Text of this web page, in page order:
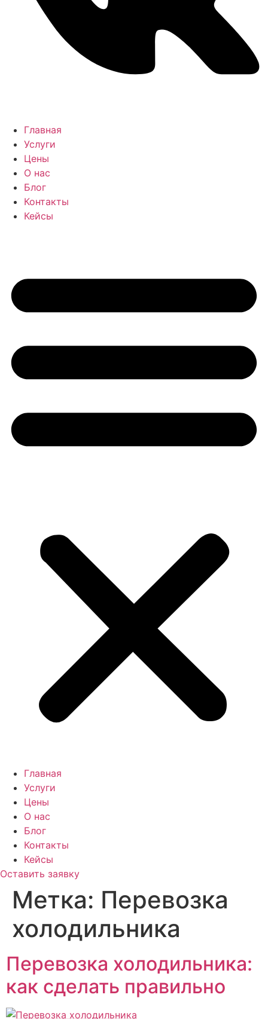
Главная
Услуги
Цены
О нас
Блог
Контакты
Кейсы
Главная
Услуги
Цены
О нас
Блог
Контакты
Кейсы
Оставить заявку
Метка: Перевозка
холодильника
Перевозка холодильника:
как сделать правильно